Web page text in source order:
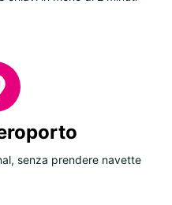
senza prendere navette